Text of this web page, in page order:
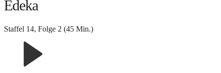
Edeka
Staffel 14, Folge 2 (45 Min.)